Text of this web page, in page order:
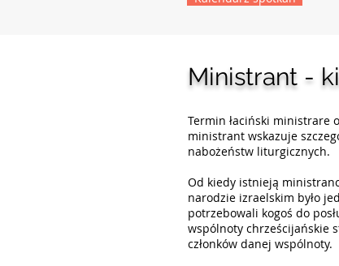
Ministrant -
Termin łaciński ministrare
ministrant wskazuje
nabożeństw liturgicznych.
Od kiedy istnieją
narodzie izraelskim było
potrzebowali kogoś do
wspólnoty chrześcijańskie
członków danej wspólnoty.